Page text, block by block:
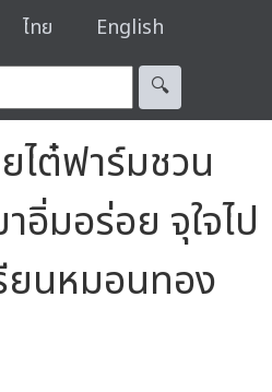
ไทย English
🔍︎
ไต๋ฟาร์มชวน
อิ่มอร่อย จุใจไป
ยนหมอนทอง